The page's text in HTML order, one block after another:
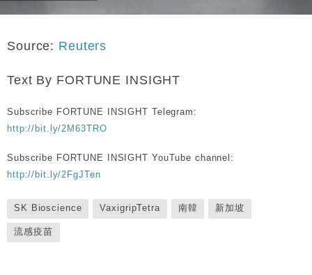
Source: Reuters
Text By FORTUNE INSIGHT
Subscribe FORTUNE INSIGHT Telegram:
http://bit.ly/2M63TRO
Subscribe FORTUNE INSIGHT YouTube channel:
http://bit.ly/2FgJTen
SK Bioscience VaxigripTetra 南韓 新加坡
流感疫苗